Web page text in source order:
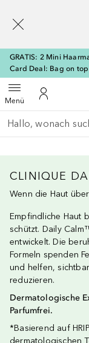
GRATIS: 2 Mini
Card Deal: Bag on
MenüMenü öffnen
Zu
Gehe zurück
Suche ausführen
CLINIQUE
Wenn die Haut
Empfindliche Haut
schützt. Daily
entwickelt. Die
Formeln spenden
und helfen,
reduzieren.
Dermatologische
Parfumfrei.
*Basierend auf
dermatologischen